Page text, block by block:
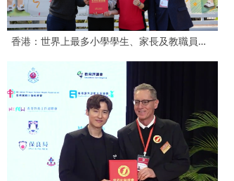
香港：世界上最多小學學生、家長及教職員同時做呼吸練習